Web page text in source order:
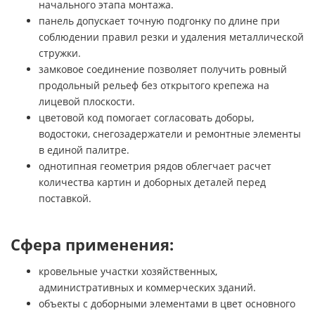
начального этапа монтажа.
панель допускает точную подгонку по длине при
соблюдении правил резки и удаления металлической
стружки.
замковое соединение позволяет получить ровный
продольный рельеф без открытого крепежа на
лицевой плоскости.
цветовой код помогает согласовать доборы,
водостоки, снегозадержатели и ремонтные элементы
в единой палитре.
однотипная геометрия рядов облегчает расчет
количества картин и доборных деталей перед
поставкой.
Сфера применения:
кровельные участки хозяйственных,
административных и коммерческих зданий.
объекты с доборными элементами в цвет основного